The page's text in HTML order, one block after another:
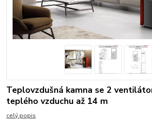
Teplovzdušná kamna se 2
teplého vzduchu až 14 m
celý popis